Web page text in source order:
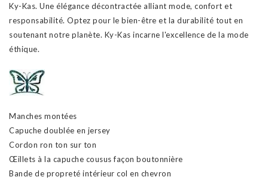
Ky-Kas. Une élégance décontractée alliant mode, confort et
responsabilité. Optez pour le bien-être et la durabilité tout en
soutenant notre planète. Ky-Kas incarne l'excellence de la mode
éthique.
Manches montées
Capuche doublée en jersey
Cordon ron ton sur ton
Œillets à la capuche cousus façon boutonnière
Bande de propreté intérieur col en chevron